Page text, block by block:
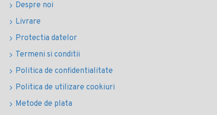
Despre noi
Livrare
Protectia datelor
Termeni si conditii
Politica de confidentialitate
Politica de utilizare cookiuri
Metode de plata